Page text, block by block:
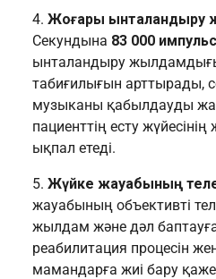
Жоғары ынталандыру
Секундына 83 000
ынталандыру
табиғилығын арттырады,
музыканы қабылдауды
пациенттің есту
ықпал етеді.
Жүйке жауабының
жауабының объективті
жылдам және дәл баптауға
реабилитация процесін
мамандарға жиі бару